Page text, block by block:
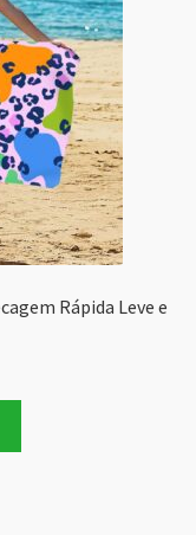
Rápida Leve e